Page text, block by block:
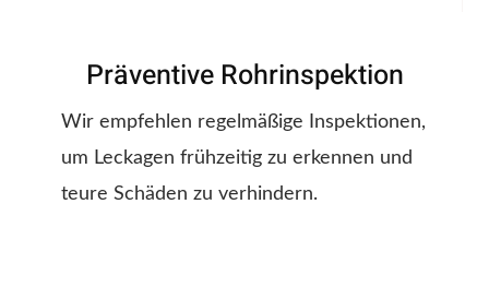
Präventive Rohrinspektion
Wir empfehlen regelmäßige Inspektionen,
um Leckagen frühzeitig zu erkennen und
teure Schäden zu verhindern.